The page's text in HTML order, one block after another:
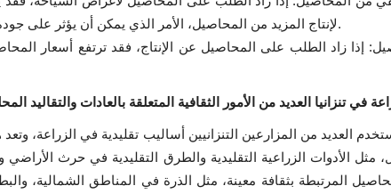
لإنتاج المزيد من المحاصيل، الأمر الذي يمكن أن يؤثر على جودة المحاصيل وصحة التربة.
إذا زاد الطلب على المحاصيل عن الإنتاج، فقد ترتفع أسعار
العديد من المزارعين التنزانيين أساليب تقليدية في الزراعة،
مثل الأدوات الزراعية التقليدية والطرق التقليدية في حرث
المرتبطة بثقافة معينة، مثل الذرة في المناطق الشمالية،